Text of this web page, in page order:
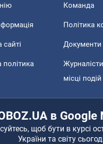
Команда
Політика
Документи
політика
місці подій
в Google
щоб бути в курсі
України та світу